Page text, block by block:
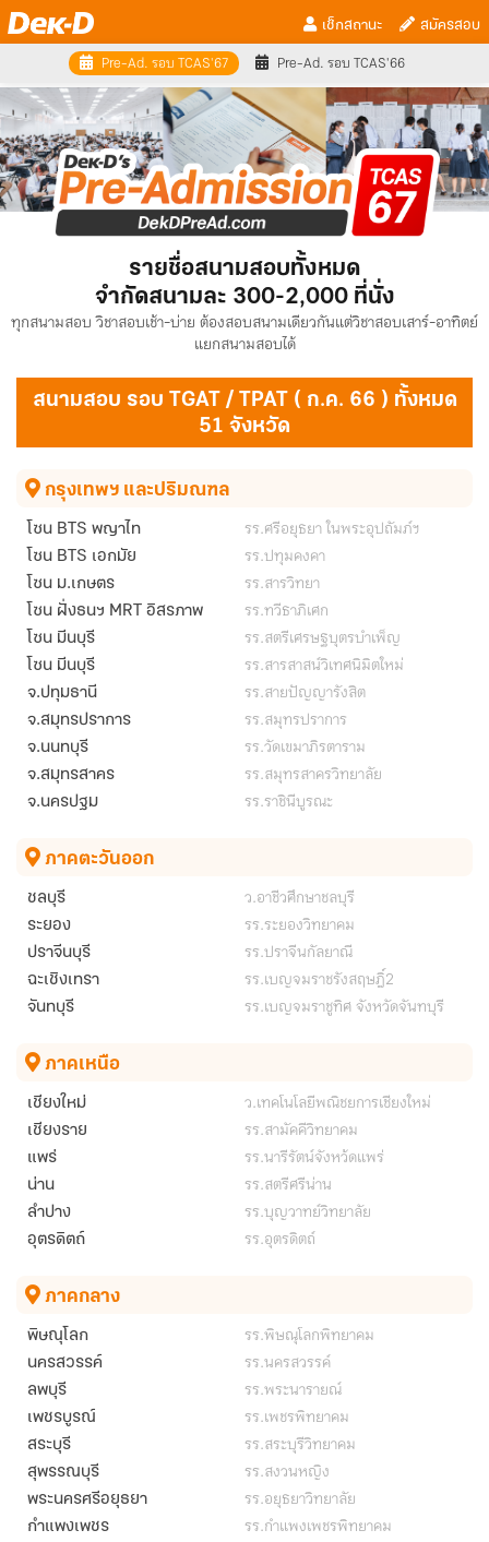
เช็กสถานะ สมัครสอบ
Pre-Ad. รอบ TCAS'67 Pre-Ad. รอบ TCAS'66
รายชื่อสนามสอบทั้งหมด
จำกัดสนามละ 300-2,000 ที่นั่ง
ทุกสนามสอบ วิชาสอบเช้า-บ่าย ต้องสอบสนามเดียวกันแต่วิชาสอบเสาร์-อาทิตย์
แยกสนามสอบได้
สนามสอบ รอบ TGAT / TPAT ( ก.ค. 66 ) ทั้งหมด
51 จังหวัด
กรุงเทพฯ และปริมณฑล
โซน BTS พญาไท รร.ศรีอยุธยา ในพระอุปถัมภ์ฯ
โซน BTS เอกมัย รร.ปทุมคงคา
โซน ม.เกษตร รร.สารวิทยา
โซน ฝั่งธนฯ MRT อิสรภาพ รร.ทวีธาภิเศก
โซน มีนบุรี รร.สตรีเศรษฐบุตรบำเพ็ญ
โซน มีนบุรี รร.สารสาสน์วิเทศนิมิตใหม่
จ.ปทุมธานี รร.สายปัญญารังสิต
จ.สมุทรปราการ รร.สมุทรปราการ
จ.นนทบุรี รร.วัดเขมาภิรตาราม
จ.สมุทรสาคร รร.สมุทรสาครวิทยาลัย
จ.นครปฐม รร.ราชินีบูรณะ
ภาคตะวันออก
ชลบุรี ว.อาชีวศึกษาชลบุรี
ระยอง รร.ระยองวิทยาคม
ปราจีนบุรี รร.ปราจีนกัลยาณี
ฉะเชิงเทรา รร.เบญจมราชรังสฤษฎิ์2
จันทบุรี รร.เบญจมราชูทิศ จังหวัดจันทบุรี
ภาคเหนือ
เชียงใหม่ ว.เทคโนโลยีพณิชยการเชียงใหม่
เชียงราย รร.สามัคคีวิทยาคม
แพร่ รร.นารีรัตน์จังหว้ดแพร่
น่าน รร.สตรีศรีน่าน
ลำปาง รร.บุญวาทย์วิทยาลัย
อุตรดิตถ์ รร.อุตรดิตถ์
ภาคกลาง
พิษณุโลก รร.พิษณุโลกพิทยาคม
นครสวรรค์ รร.นครสวรรค์
ลพบุรี รร.พระนารายณ์
เพชรบูรณ์ รร.เพชรพิทยาคม
สระบุรี รร.สระบุรีวิทยาคม
สุพรรณบุรี รร.สงวนหญิง
พระนครศรีอยุธยา รร.อยุธยาวิทยาลัย
กำแพงเพชร รร.กำแพงเพชรพิทยาคม